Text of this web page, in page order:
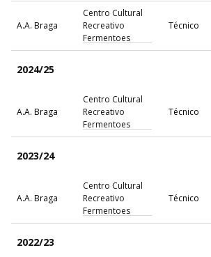
A.A. Braga
Centro Cultural
Recreativo
Fermentoes
Técnico
2024/25
A.A. Braga
Centro Cultural
Recreativo
Fermentoes
Técnico
2023/24
A.A. Braga
Centro Cultural
Recreativo
Fermentoes
Técnico
2022/23